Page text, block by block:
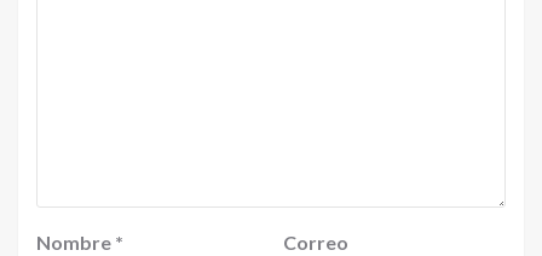
Nombre *
Correo